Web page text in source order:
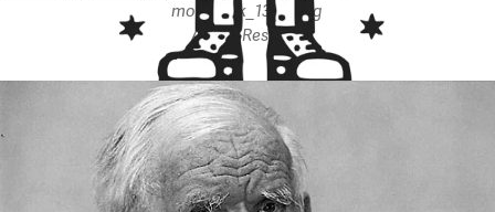
mobrazek_1347.jpeg
Autor: Respekt